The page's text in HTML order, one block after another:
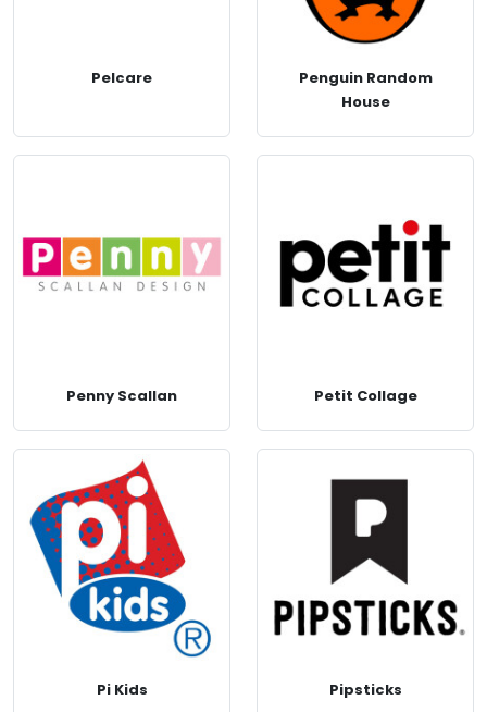
Pelcare
Penguin Random
House
Penny Scallan Petit Collage
Pi Kids Pipsticks